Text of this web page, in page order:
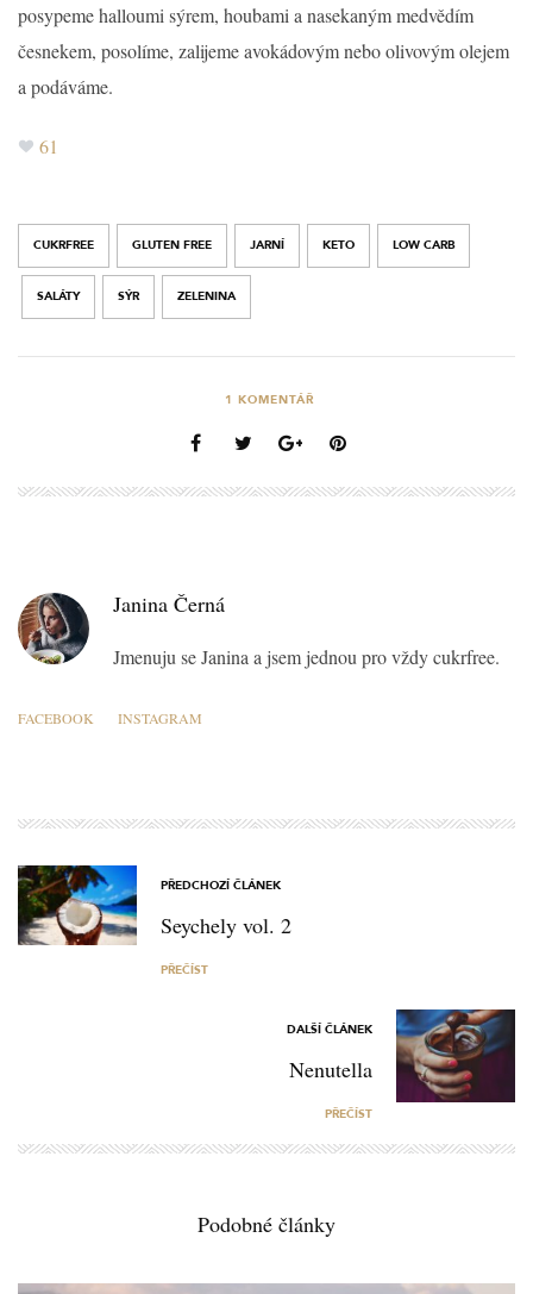
posypeme halloumi sýrem, houbami a nasekaným medvědím
česnekem, posolíme, zalijeme avokádovým nebo olivovým olejem
a podáváme.
61
CUKRFREE GLUTEN FREE JARNÍ KETO LOW CARB
SALÁTY SÝR ZELENINA
1 KOMENTÁŘ
Janina Černá
Jmenuju se Janina a jsem jednou pro vždy cukrfree.
FACEBOOK INSTAGRAM
PŘEDCHOZÍ ČLÁNEK
Seychely vol. 2
PŘEČÍST
DALŠÍ ČLÁNEK
Nenutella
PŘEČÍST
Podobné články